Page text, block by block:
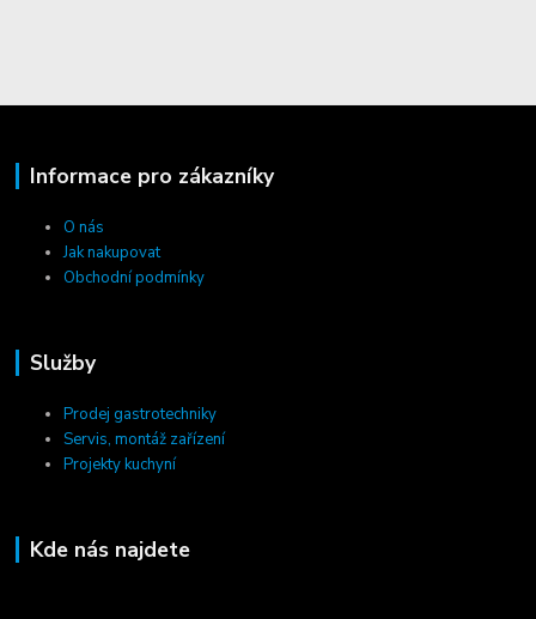
Informace pro zákazníky
O nás
Jak nakupovat
Obchodní podmínky
Služby
Prodej gastrotechniky
Servis, montáž zařízení
Projekty kuchyní
Kde nás najdete